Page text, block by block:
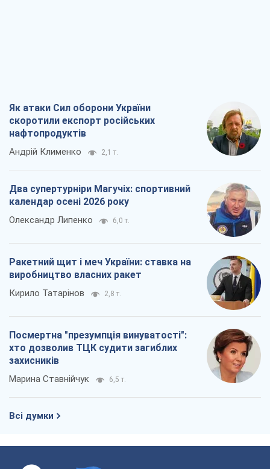
Як атаки Сил оборони України
скоротили експорт російських
нафтопродуктів
Андрій Клименко 2,1 т.
Два супертурніри Магучіх: спортивний
календар осені 2026 року
Олександр Липенко 6,0 т.
Ракетний щит і меч України: ставка на
виробництво власних ракет
Кирило Татарінов 2,8 т.
Посмертна "презумпція винуватості":
хто дозволив ТЦК судити загиблих
захисників
Марина Ставнійчук 6,5 т.
Всі думки